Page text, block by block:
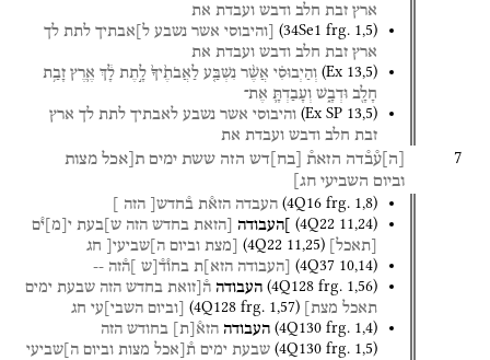
ארץ זבת חלב ודבש ועבדת את
(34Se1 frg. 1,5) [והיבוסי אשר נשבע ל]אבתיך לתת לך
ארץ זבת חלב ודבש ועבדת את
(Ex 13,5) וְהַיְבוּסִ֗י אֲשֶׁ֨ר נִשְׁבַּ֤ע לַאֲבֹתֶ֙יךָ֙ לָ֣תֶת לָ֔ךְ אֶ֛רֶץ זָבַ֥ת
חָלָ֖ב וּדְבָ֑שׁ וְעָבַדְתָּ֛ אֶת־
(Ex SP 13,5) והיבוסי אשר נשבע לאבתיך לתת לך ארץ
זבת חלב ודבש ועבדת את
7 ה ע֯ב֯דה הזאת֯ בח דש הזה ששת ימים ת[אכל מצות
וביום השביעי חג]
(4Q16 frg. 1,8) העבדה הזא֯ת ב֯חדש[ הזה
(4Q22 11,24) ]העבודה [הזאת בחדש הזה ש]בעת י מ י֯ם
תאכל (4Q22 11,25) [מצת וביום ה]שביעי[ חג
(4Q37 10,14) [העבודה הזא]ת בחו֯ד֯[ש ]ה֯זה --
(4Q128 frg. 1,56) העבודה ה֯[זואת בחדש הזה שבעת ימים
תאכל מצת] (4Q128 frg. 1,57) [וביום השבי]עי חג
(4Q130 frg. 1,4) העבודה הזא֯ ת בחודש הזה
(4Q130 frg. 1,5) שבעת ימים ת֯[אכל מצות וביום ה]שביעי